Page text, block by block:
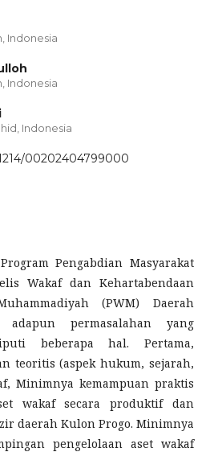
Indonesia
Indonesia
Indonesia
00202404799000
Pengabdian Masyarakat
Wakaf dan Kehartabendaan
(PWM) Daerah
adapun permasalahan yang
beberapa hal. Pertama,
teoritis (aspek hukum, sejarah,
Minimnya kemampuan praktis
wakaf secara produktif dan
daerah Kulon Progo. Minimnya
pengelolaan aset wakaf